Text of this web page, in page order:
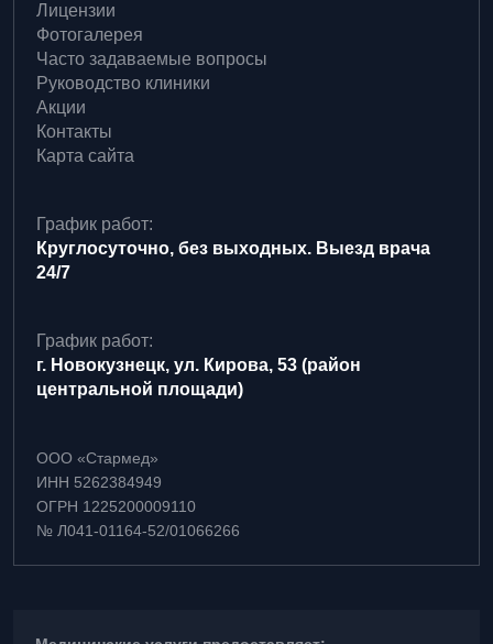
Лицензии
Фотогалерея
Часто задаваемые вопросы
Руководство клиники
Акции
Контакты
Карта сайта
График работ:
Круглосуточно, без выходных. Выезд врача
24/7
График работ:
г. Новокузнецк, ул. Кирова, 53 (район
центральной площади)
ООО «Стармед»
ИНН 5262384949
ОГРН 1225200009110
№ Л041-01164-52/01066266